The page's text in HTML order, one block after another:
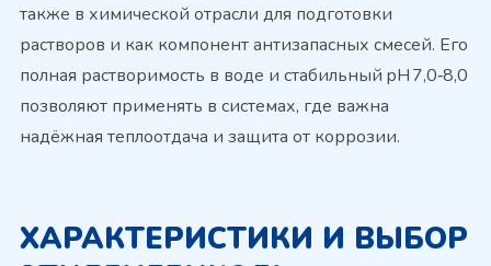
также в химической отрасли для подготовки
растворов и как компонент антизапасных смесей. Его
полная растворимость в воде и стабильный pH 7,0‑8,0
позволяют применять в системах, где важна
надёжная теплоотдача и защита от коррозии.
ХАРАКТЕРИСТИКИ И ВЫБОР